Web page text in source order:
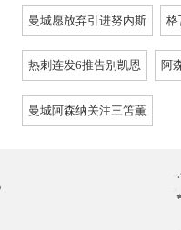
曼城愿放弃引进努内斯 格
热刺连发6推告别凯恩 阿
曼城阿森纳关注三笘薫